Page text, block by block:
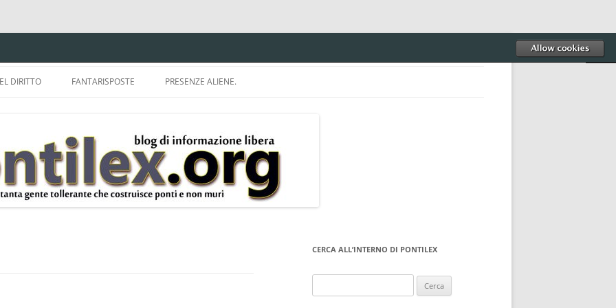
DIRITTO
DELLA LDA 633.
E
FANTARISPOSTE PRESENZE ALIENE.
CERCA ALL’INTERNO DI PONTILEX
per: